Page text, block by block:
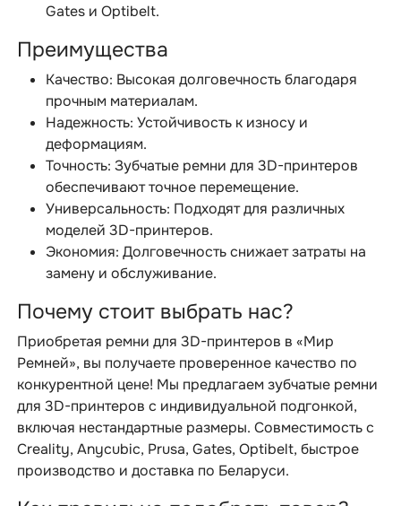
Gates и Optibelt.
Преимущества
Качество: Высокая долговечность благодаря
прочным материалам.
Надежность: Устойчивость к износу и
деформациям.
Точность: Зубчатые ремни для 3D-принтеров
обеспечивают точное перемещение.
Универсальность: Подходят для различных
моделей 3D-принтеров.
Экономия: Долговечность снижает затраты на
замену и обслуживание.
Почему стоит выбрать нас?
Приобретая ремни для 3D-принтеров в «Мир
Ремней», вы получаете проверенное качество по
конкурентной цене! Мы предлагаем зубчатые ремни
для 3D-принтеров с индивидуальной подгонкой,
включая нестандартные размеры. Совместимость с
Creality, Anycubic, Prusa, Gates, Optibelt, быстрое
производство и доставка по Беларуси.